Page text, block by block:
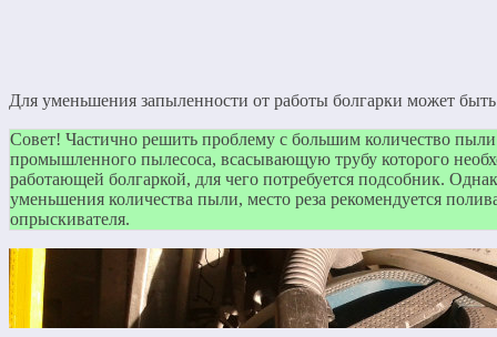
Для уменьшения запыленности от работы болгарки может
Совет! Частично решить проблему с большим количество
промышленного пылесоса, всасывающую трубу которого
работающей болгаркой, для чего потребуется подсобник.
уменьшения количества пыли, место реза рекомендуется
опрыскивателя.